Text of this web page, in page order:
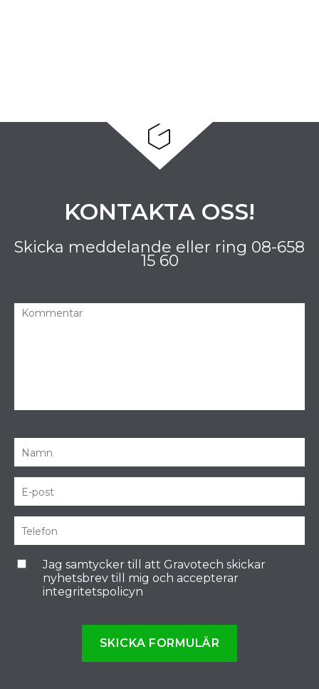
KONTAKTA OSS!
Skicka meddelande eller ring 08-658
15 60
Jag samtycker till att Gravotech skickar
nyhetsbrev till mig och accepterar
integritetspolicyn
SKICKA FORMULÄR